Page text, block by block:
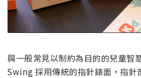
與一般常見以制約為目的的兒童智
Swing 採用傳統的指針錶面，指針